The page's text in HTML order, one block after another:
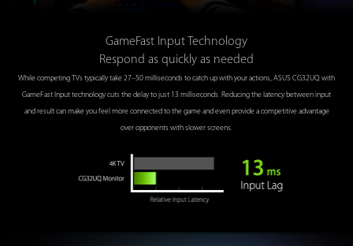
GameFast Input Technology
Respond as quickly as needed
While competing TVs typically take 27–50 milliseconds to catch up with your actions, ASUS CG32UQ with
GameFast Input technology cuts the delay to just 13 milliseconds. Reducing the latency between input
and result can make you feel more connected to the game and even provide a competitive advantage
over opponents with slower screens.